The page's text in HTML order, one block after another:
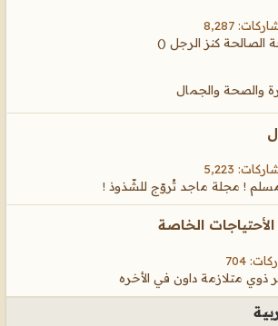
الصالحة كنز الرجل ()
والصحة والجمال
! مجلة ماجد تُروّج للشّذوذ !
الخاصة
ذوي متلازمة داون في الأخره